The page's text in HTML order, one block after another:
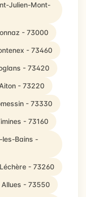
Julien-Mont-
- 73000
- 73460
- 73420
- 73220
- 73330
- 73160
les-Bains -
- 73260
- 73550